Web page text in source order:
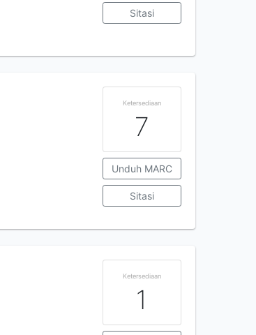
Sitasi
Ketersediaan
7
Unduh MARC
Sitasi
Ketersediaan
1